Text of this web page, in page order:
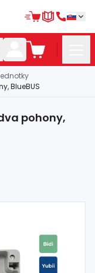
BlueBUS
pohony,